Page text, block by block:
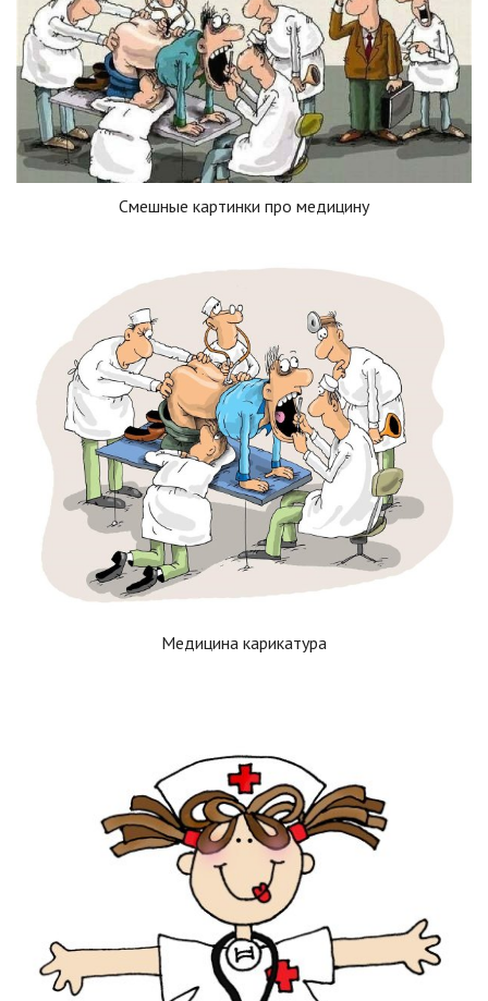
Смешные картинки про медицину
Медицина карикатура